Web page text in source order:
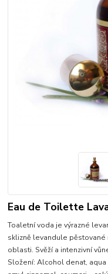
Eau de Toilette
Toaletní voda je výrazné
sklizně levandule
oblasti. Svěží a intenzivní
Složení: Alcohol denat,